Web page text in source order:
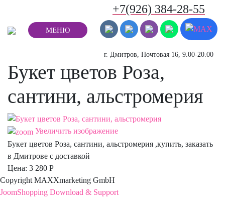
МЕНЮ
+7(926) 384-28-55
г. Дмитров, Почтовая 16, 9.00-20.00
Букет цветов Роза,
сантини, альстромерия
Увеличить изображение
Букет цветов Роза, сантини, альстромерия ,купить, заказать
в Дмитрове с доставкой
Цена: 3 280 Р
Copyright MAXXmarketing GmbH
JoomShopping Download & Support